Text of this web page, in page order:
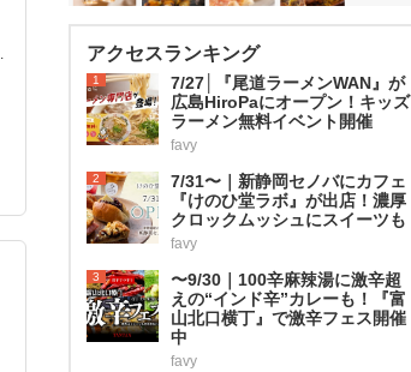
アクセスランキング
1
7/27│『尾道ラーメンWAN』が
広島HiroPaにオープン！キッズ
ラーメン無料イベント開催
favy
2
7/31〜｜新静岡セノバにカフェ
『けのひ堂ラボ』が出店！濃厚
クロックムッシュにスイーツも
favy
3
〜9/30｜100辛麻辣湯に激辛超
えの“インド辛”カレーも！『富
山北口横丁』で激辛フェス開催
中
favy